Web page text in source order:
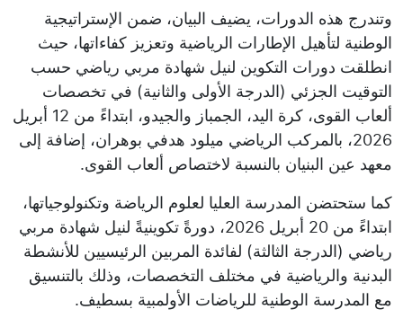
وتندرج هذه الدورات، يضيف البيان، ضمن الإستراتيجية
الوطنية لتأهيل الإطارات الرياضية وتعزيز كفاءاتها، حيث
انطلقت دورات التكوين لنيل شهادة مربي رياضي حسب
التوقيت الجزئي (الدرجة الأولى والثانية) في تخصصات
ألعاب القوى، كرة اليد، الجمباز والجيدو، ابتداءً من 12 أبريل
2026، بالمركب الرياضي ميلود هدفي بوهران، إضافة إلى
معهد عين البنيان بالنسبة لاختصاص ألعاب القوى.
كما ستحتضن المدرسة العليا لعلوم الرياضة وتكنولوجياتها،
ابتداءً من 20 أبريل 2026، دورةً تكوينيةً لنيل شهادة مربي
رياضي (الدرجة الثالثة) لفائدة المربين الرئيسيين للأنشطة
البدنية والرياضية في مختلف التخصصات، وذلك بالتنسيق
مع المدرسة الوطنية للرياضات الأولمبية بسطيف.